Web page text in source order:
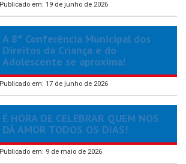
Publicado em: 19 de junho de 2026
A 8ª Conferência Municipal dos
Direitos da Criança e do
Adolescente se aproxima!
Publicado em: 17 de junho de 2026
É HORA DE CELEBRAR QUEM NOS
DÁ AMOR TODOS OS DIAS!
Publicado em: 9 de maio de 2026